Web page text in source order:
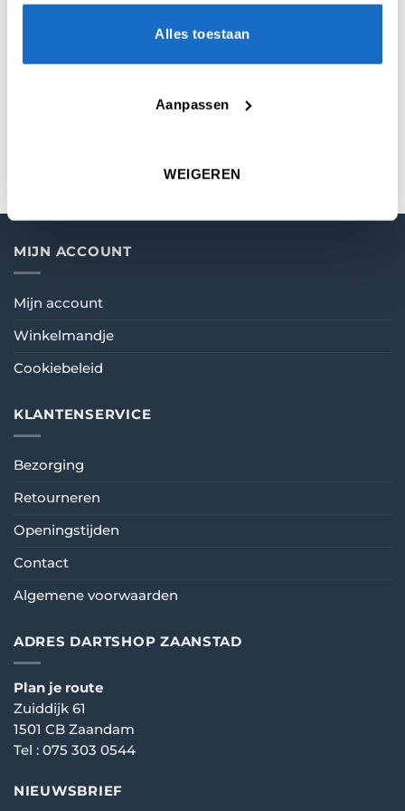
Alles toestaan
Aanpassen
WEIGEREN
MIJN ACCOUNT
Mijn account
Winkelmandje
Cookiebeleid
KLANTENSERVICE
Bezorging
Retourneren
Openingstijden
Contact
Algemene voorwaarden
ADRES DARTSHOP ZAANSTAD
Plan je route
Zuiddijk 61
1501 CB Zaandam
Tel : 075 303 0544
NIEUWSBRIEF